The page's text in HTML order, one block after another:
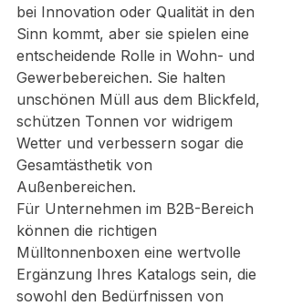
bei Innovation oder Qualität in den
Sinn kommt, aber sie spielen eine
entscheidende Rolle in Wohn- und
Gewerbebereichen. Sie halten
unschönen Müll aus dem Blickfeld,
schützen Tonnen vor widrigem
Wetter und verbessern sogar die
Gesamtästhetik von
Außenbereichen.
Für Unternehmen im B2B-Bereich
können die richtigen
Mülltonnenboxen eine wertvolle
Ergänzung Ihres Katalogs sein, die
sowohl den Bedürfnissen von